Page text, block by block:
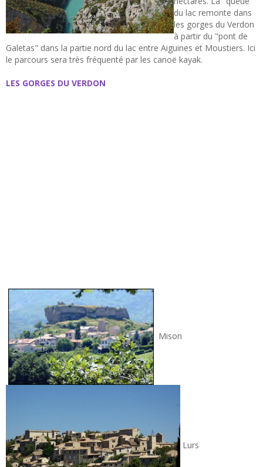
du lac remonte dans
les gorges du Verdon
à partir du "pont de
Galetas" dans la partie nord du lac entre Aiguines et Moustiers. Ici
le parcours sera très fréquenté par les canoë kayak.
LES GORGES DU VERDON
Mison
Lurs